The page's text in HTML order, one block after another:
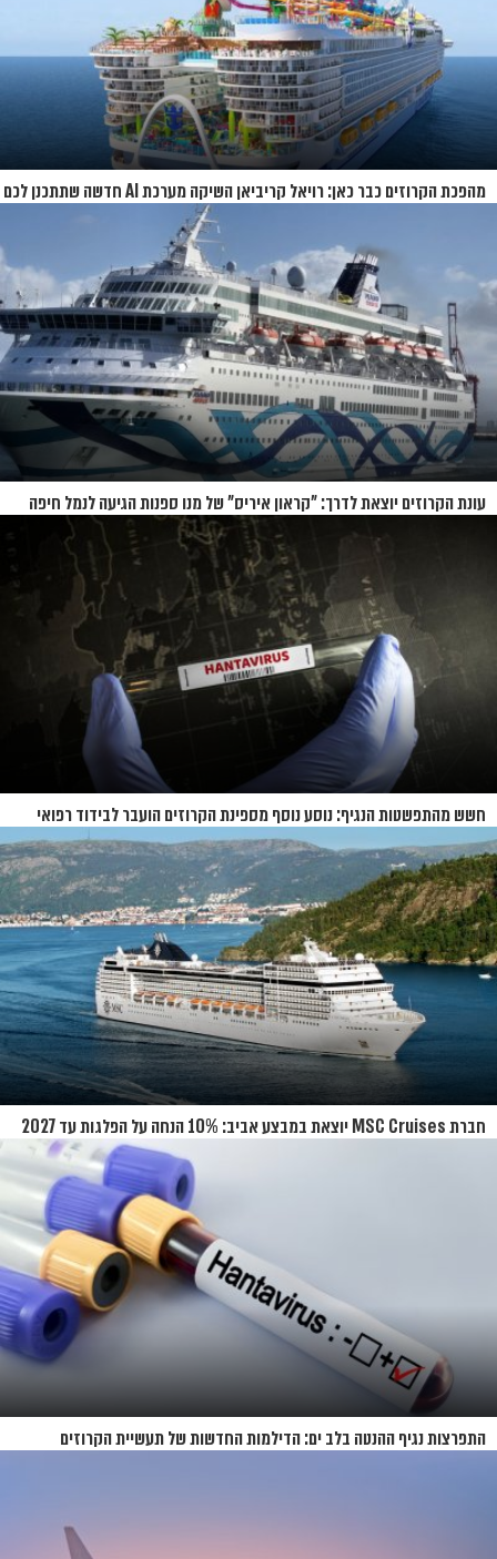
מהפכת הקרוזים כבר כאן: רויאל קריביאן השיקה מערכת AI חדשה שתתכנן לכם
עונת הקרוזים יוצאת לדרך: "קראון איריס" של מנו ספנות הגיעה לנמל חיפה
חשש מהתפשטות הנגיף: נוסע נוסף מספינת הקרוזים הועבר לבידוד רפואי
בנברסקה
חברת MSC Cruises יוצאת במבצע אביב: 10% הנחה על הפלגות עד 2027
התפרצות נגיף ההנטה בלב ים: הדילמות החדשות של תעשיית הקרוזים